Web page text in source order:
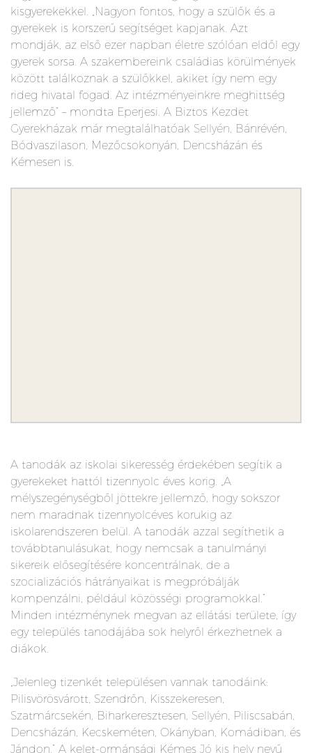
kisgyerekekkel. „Nagyon fontos, hogy a szülők és a
gyerekek is korszerű segítséget kapjanak. Azt
mondják, az első ezer napban életre szólóan eldől egy
gyerek sorsa. A szakembereink családias körülmények
között találkoznak a szülőkkel, akiket így nem egy
rideg hivatal fogad. Az intézményeinkre meghittség
jellemző” – mondta Eperjesi. A Biztos Kezdet
Gyerekházak már megtalálhatóak Sellyén, Bánrévén,
Bódvaszilason, Mezőcsokonyán, Dencsházán és
Kémesen is.
A tanodák az iskolai sikeresség érdekében segítik a
gyerekeket hattól tizennyolc éves korig. „A
mélyszegénységből jöttekre jellemző, hogy sokszor
nem maradnak tizennyolcéves korukig az
iskolarendszeren belül. A tanodák azzal segíthetik a
továbbtanulásukat, hogy nemcsak a tanulmányi
sikereik elősegítésére koncentrálnak, de a
szocializációs hátrányaikat is megpróbálják
kompenzálni, például közösségi programokkal.”
Minden intézménynek megvan az ellátási területe, így
egy település tanodájába sok helyről érkezhetnek a
diákok.
„Jelenleg tizenkét településen vannak tanodáink:
Pilisvörösvárott, Szendrőn, Kisszekeresen,
Szatmárcsekén, Biharkeresztesen, Sellyén, Piliscsabán,
Dencsházán, Kecskeméten, Okányban, Komádiban, és
Jándon.” A kelet-ormánsági Kémes Jó kis hely nevű